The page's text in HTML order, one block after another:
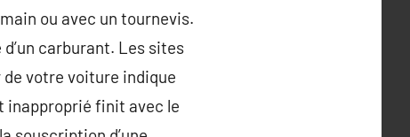
ou avec un tournevis.
carburant. Les sites
votre voiture indique
inapproprié finit avec le